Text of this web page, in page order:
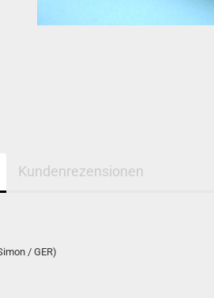
Kundenrezensionen
/ GER)